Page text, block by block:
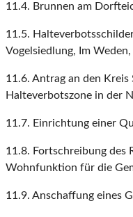
11.4. Brunnen am
11.5.
Vogelsiedlung, Im
11.6. Antrag an den
Halteverbotszone in der
11.7. Einrichtung einer
11.8. Fortschreibung des
Wohnfunktion für die
11.9. Anschaffung eines